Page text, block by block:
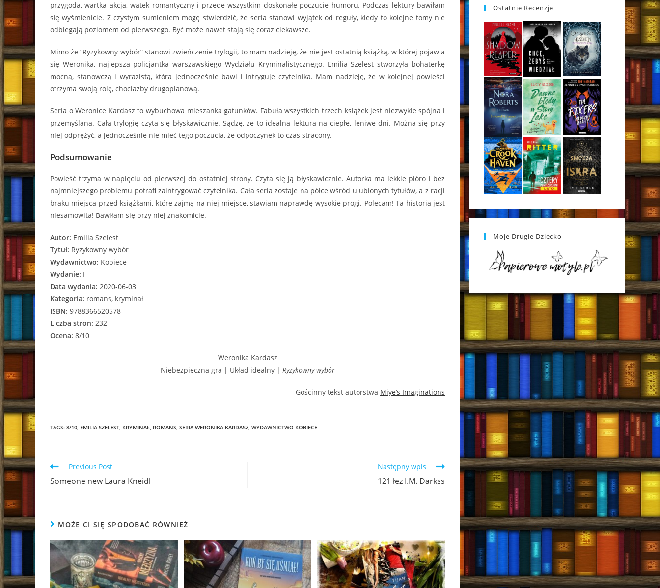
przygoda, wartka akcja, wątek romantyczny i przede wszystkim doskonałe poczucie humoru. Podczas lektury bawiłam
się wyśmienicie. Z czystym sumieniem mogę stwierdzić, że seria stanowi wyjątek od reguły, kiedy to kolejne tomy nie
odbiegają poziomem od pierwszego. Być może nawet stają się coraz ciekawsze.
Mimo że “Ryzykowny wybór” stanowi zwieńczenie trylogii, to mam nadzieję, że nie jest ostatnią książką, w której pojawia
się Weronika, najlepsza policjantka warszawskiego Wydziału Kryminalistycznego. Emilia Szelest stworzyła bohaterkę
mocną, stanowczą i wyrazistą, która jednocześnie bawi i intryguje czytelnika. Mam nadzieję, że w kolejnej powieści
otrzyma swoją rolę, chociażby drugoplanową.
Seria o Weronice Kardasz to wybuchowa mieszanka gatunków. Fabuła wszystkich trzech książek jest niezwykle spójna i
przemyślana. Całą trylogię czyta się błyskawicznie. Sądzę, że to idealna lektura na ciepłe, leniwe dni. Można się przy
niej odprężyć, a jednocześnie nie mieć tego poczucia, że odpoczynek to czas stracony.
Podsumowanie
Powieść trzyma w napięciu od pierwszej do ostatniej strony. Czyta się ją błyskawicznie. Autorka ma lekkie pióro i bez
najmniejszego problemu potrafi zaintrygować czytelnika. Cała seria zostaje na półce wśród ulubionych tytułów, a z racji
braku miejsca przed książkami, które zajmą na niej miejsce, stawiam naprawdę wysokie progi. Polecam! Ta historia jest
niesamowita! Bawiłam się przy niej znakomicie.
Autor: Emilia Szelest
Tytuł: Ryzykowny wybór
Wydawnictwo: Kobiece
Wydanie: I
Data wydania: 2020-06-03
Kategoria: romans, kryminał
ISBN: 9788366520578
Liczba stron: 232
Ocena: 8/10
Weronika Kardasz
Niebezpieczna gra | Układ idealny | Ryzykowny wybór
Gościnny tekst autorstwa Miye’s Imaginations
TAGS: 8/10, EMILIA SZELEST, KRYMINAŁ, ROMANS, SERIA WERONIKA KARDASZ, WYDAWNICTWO KOBIECE
Read
articles
Previous Post
Someone new Laura Kneidl
Następny wpis
121 łez I.M. Darkss
MOŻE CI SIĘ SPODOBAĆ RÓWNIEŻ
Ostatnie Recenzje
Moje Drugie Dziecko